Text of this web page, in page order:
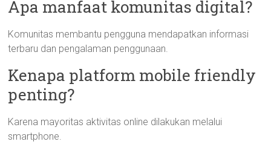
Apa manfaat komunitas digital?
Komunitas membantu pengguna mendapatkan informasi
terbaru dan pengalaman penggunaan.
Kenapa platform mobile friendly
penting?
Karena mayoritas aktivitas online dilakukan melalui
smartphone.